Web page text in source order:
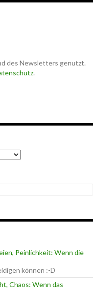
des Newsletters genutzt.
.
Peinlichkeit: Wenn die
können :-D
Chaos: Wenn das